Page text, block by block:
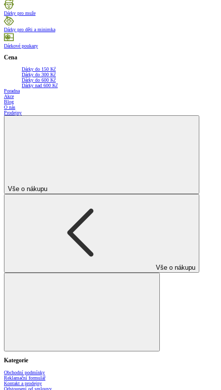
Dárky pro muže
Dárky pro děti a minimka
Dárkové poukazy
Cena
Dárky do 150 Kč
Dárky do 300 Kč
Dárky do 600 Kč
Dárky nad 600 Kč
Poradna
Akce
Blog
O nás
Prodejny
Vše o nákupu
Vše o nákupu
Kategorie
Obchodní podmínky
Reklamační formulář
Kontakt a prodejny
Odstoupení od smlouvy